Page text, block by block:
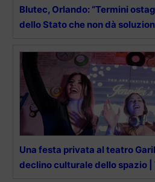
Blutec, Orlando: “Termini
dello Stato che non dà
Una festa privata al teatro
declino culturale dello spazio |